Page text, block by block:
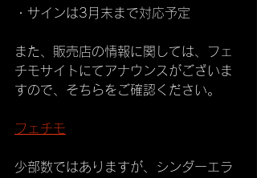
・サインは3月末まで対応予定
また、販売店の情報に関しては、フェ
チモサイトにてアナウンスがございま
すので、そちらをご確認ください。
フェチモ
少部数ではありますが、シンダーエラ